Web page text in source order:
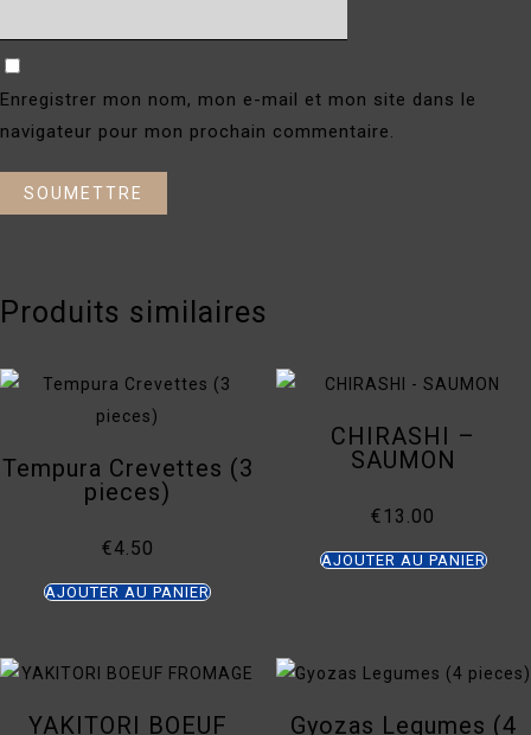
Enregistrer mon nom, mon e-mail et mon site dans le
navigateur pour mon prochain commentaire.
Produits similaires
Tempura Crevettes (3
pieces)
€4.50
AJOUTER AU PANIER
CHIRASHI –
SAUMON
€ 13.00
AJOUTER AU PANIER
YAKITORI BOEUF
Gyozas Legumes (4